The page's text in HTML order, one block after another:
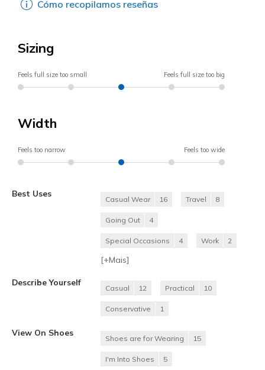
Cómo recopilamos reseñas
Sizing
Feels full size too small Feels full size too big
Width
Feels too narrow Feels too wide
Best Uses
Casual Wear 16 Travel 8
Going Out 4
Special Occasions 4 Work 2
[+Mais]
Describe Yourself
Casual 12 Practical 10
Conservative 1
View On Shoes
Shoes are for Wearing 15
I'm Into Shoes 5